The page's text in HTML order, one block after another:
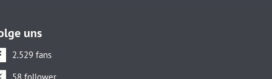
uns
2.529 fans